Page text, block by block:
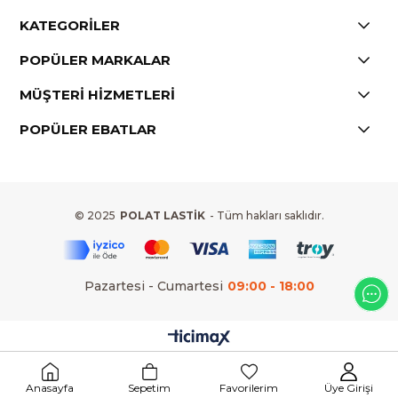
KATEGORİLER
POPÜLER MARKALAR
MÜŞTERİ HİZMETLERİ
POPÜLER EBATLAR
© 2025 POLAT LASTİK - Tüm hakları saklıdır.
Pazartesi - Cumartesi 09:00 - 18:00
Anasayfa Sepetim Favorilerim Üye Girişi